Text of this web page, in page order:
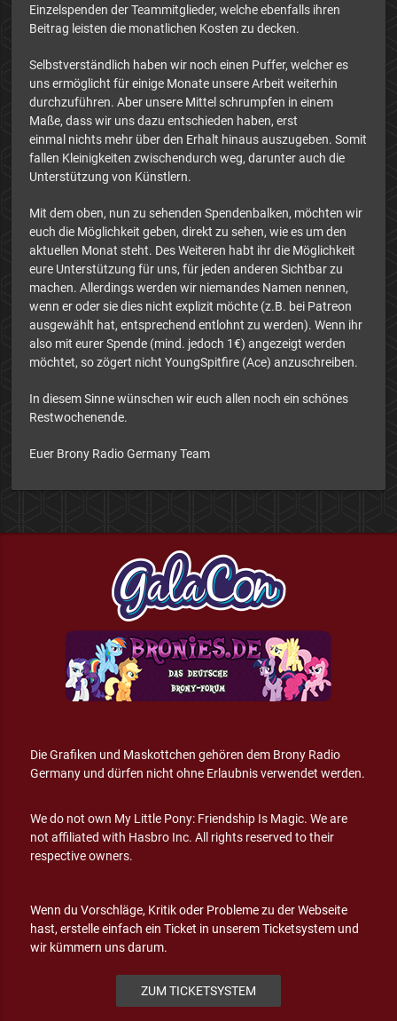
Einzelspenden der Teammitglieder, welche ebenfalls ihren
Beitrag leisten die monatlichen Kosten zu decken.
Selbstverständlich haben wir noch einen Puffer, welcher es
uns ermöglicht für einige Monate unsere Arbeit weiterhin
durchzuführen. Aber unsere Mittel schrumpfen in einem
Maße, dass wir uns dazu entschieden haben, erst
einmal nichts mehr über den Erhalt hinaus auszugeben. Somit
fallen Kleinigkeiten zwischendurch weg, darunter auch die
Unterstützung von Künstlern.
Mit dem oben, nun zu sehenden Spendenbalken, möchten wir
euch die Möglichkeit geben, direkt zu sehen, wie es um den
aktuellen Monat steht. Des Weiteren habt ihr die Möglichkeit
eure Unterstützung für uns, für jeden anderen Sichtbar zu
machen. Allerdings werden wir niemandes Namen nennen,
wenn er oder sie dies nicht explizit möchte (z.B. bei Patreon
ausgewählt hat, entsprechend entlohnt zu werden). Wenn ihr
also mit eurer Spende (mind. jedoch 1€) angezeigt werden
möchtet, so zögert nicht YoungSpitfire (Ace) anzuschreiben.
In diesem Sinne wünschen wir euch allen noch ein schönes
Restwochenende.
Euer Brony Radio Germany Team
Die Grafiken und Maskottchen gehören dem Brony Radio
Germany und dürfen nicht ohne Erlaubnis verwendet werden.
We do not own My Little Pony: Friendship Is Magic. We are
not affiliated with Hasbro Inc. All rights reserved to their
respective owners.
Wenn du Vorschläge, Kritik oder Probleme zu der Webseite
hast, erstelle einfach ein Ticket in unserem Ticketsystem und
wir kümmern uns darum.
ZUM TICKETSYSTEM